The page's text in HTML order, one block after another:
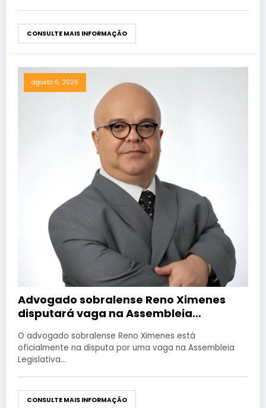
CONSULTE MAIS INFORMAÇÃO
agosto 6, 2026
Advogado sobralense Reno Ximenes
disputará vaga na Assembleia
O advogado sobralense Reno Ximenes está
oficialmente na disputa por uma vaga na Assembleia
Legislativa…
CONSULTE MAIS INFORMAÇÃO